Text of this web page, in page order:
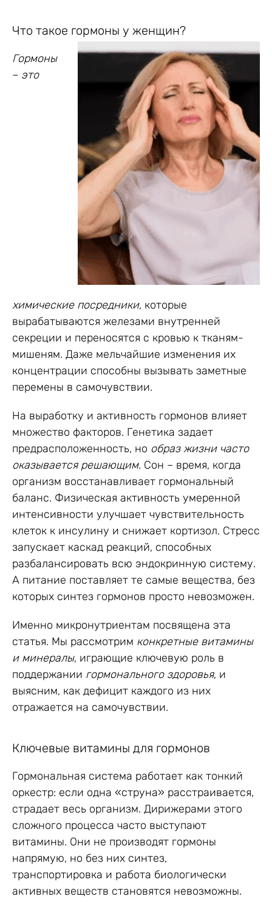
Что такое гормоны у женщин?
Гормоны
– это
химические посредники, которые
вырабатываются железами внутренней
секреции и переносятся с кровью к тканям-
мишеням. Даже мельчайшие изменения их
концентрации способны вызывать заметные
перемены в самочувствии.
На выработку и активность гормонов влияет
множество факторов. Генетика задает
предрасположенность, но образ жизни часто
оказывается решающим. Сон – время, когда
организм восстанавливает гормональный
баланс. Физическая активность умеренной
интенсивности улучшает чувствительность
клеток к инсулину и снижает кортизол. Стресс
запускает каскад реакций, способных
разбалансировать всю эндокринную систему.
А питание поставляет те самые вещества, без
которых синтез гормонов просто невозможен.
Именно микронутриентам посвящена эта
статья. Мы рассмотрим конкретные витамины
и минералы, играющие ключевую роль в
поддержании гормонального здоровья, и
выясним, как дефицит каждого из них
отражается на самочувствии.
Ключевые витамины для гормонов
Гормональная система работает как тонкий
оркестр: если одна «струна» расстраивается,
страдает весь организм. Дирижерами этого
сложного процесса часто выступают
витамины. Они не производят гормоны
напрямую, но без них синтез,
транспортировка и работа биологически
активных веществ становятся невозможны.